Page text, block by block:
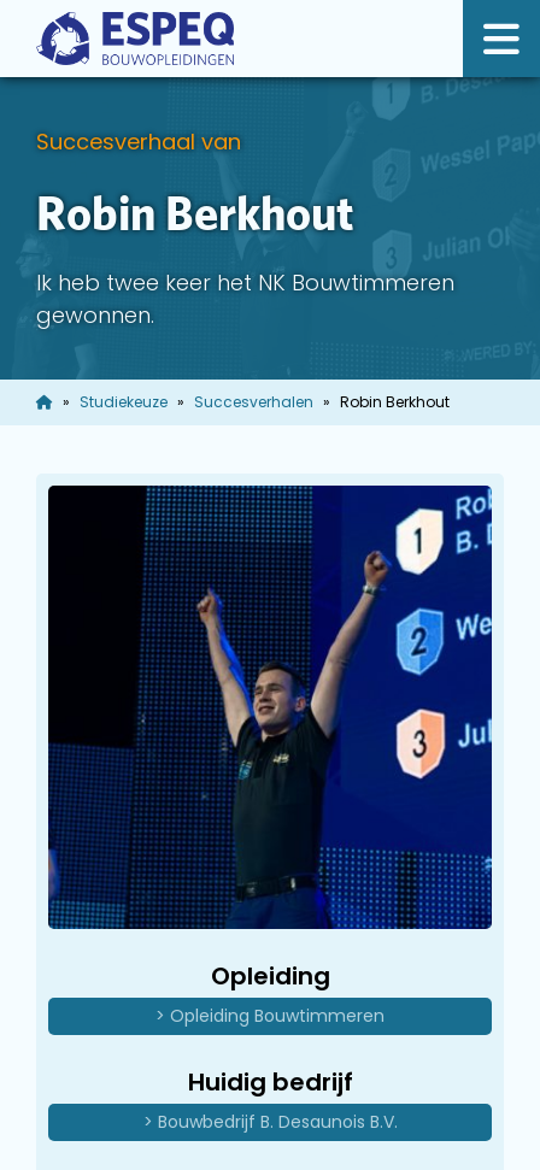
Succesverhaal van
Robin Berkhout
Ik heb twee keer het NK Bouwtimmeren
gewonnen.
Studiekeuze Succesverhalen Robin Berkhout
Opleiding
> Opleiding Bouwtimmeren
Huidig bedrijf
> Bouwbedrijf B. Desaunois B.V.